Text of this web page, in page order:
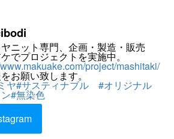
ニット専門、企画・製造・販売
でプロジェクトを実施中。
project/mashitaki/
お願い致します。
ヤ#サスティナブル#オリジナル
#無染色